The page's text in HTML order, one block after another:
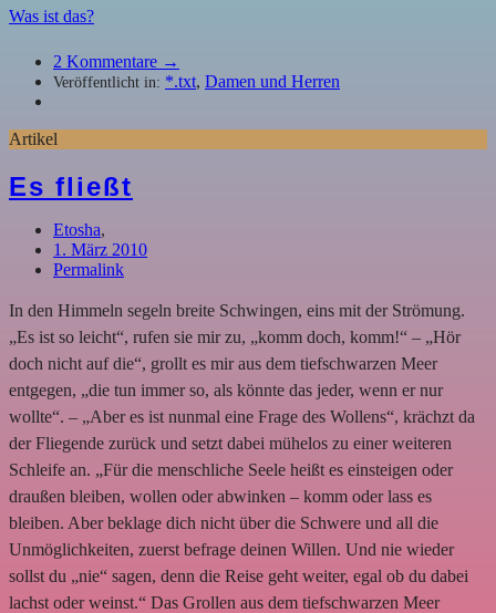
Was ist das?
2 Kommentare →
Veröffentlicht in: *.txt, Damen und Herren
Artikel
Es fließt
Etosha,
1. März 2010
Permalink
In den Himmeln segeln breite Schwingen, eins mit der Strömung.
„Es ist so leicht“, rufen sie mir zu, „komm doch, komm!“ – „Hör
doch nicht auf die“, grollt es mir aus dem tiefschwarzen Meer
entgegen, „die tun immer so, als könnte das jeder, wenn er nur
wollte“. – „Aber es ist nunmal eine Frage des Wollens“, krächzt da
der Fliegende zurück und setzt dabei mühelos zu einer weiteren
Schleife an. „Für die menschliche Seele heißt es einsteigen oder
draußen bleiben, wollen oder abwinken – komm oder lass es
bleiben. Aber beklage dich nicht über die Schwere und all die
Unmöglichkeiten, zuerst befrage deinen Willen. Und nie wieder
sollst du „nie“ sagen, denn die Reise geht weiter, egal ob du dabei
lachst oder weinst.“ Das Grollen aus dem tiefschwarzen Meer